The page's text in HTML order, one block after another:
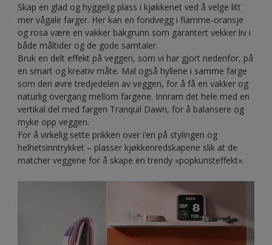
Skap en glad og hyggelig plass i kjøkkenet ved å velge litt
mer vågale farger. Her kan en fondvegg i flamme-oransje
og rosa være en vakker bakgrunn som garantert vekker liv i
både måltider og de gode samtaler.
Bruk en delt effekt på veggen, som vi har gjort nedenfor, på
en smart og kreativ måte. Mal også hyllene i samme farge
som den øvre tredjedelen av veggen, for å få en vakker og
naturlig overgang mellom fargene. Innram det hele med en
vertikal del med fargen Tranquil Dawn, for å balansere og
myke opp veggen.
For å virkelig sette prikken over i’en på stylingen og
helhetsinntrykket – plasser kjøkkenredskapene slik at de
matcher veggene for å skape en trendy «popkunsteffekt».